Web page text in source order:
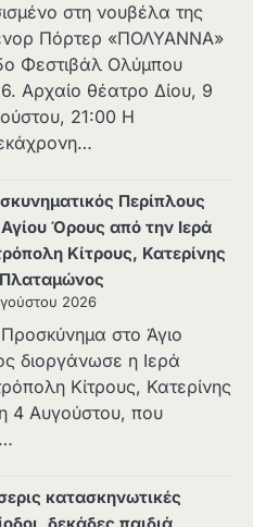
στη νουβέλα της
Πόρτερ «ΠΟΛΥΑΝΝΑ»
Φεστιβάλ Ολύμπου
Αρχαίο θέατρο Δίου, 9
21:00 Η
Περίπλους
Όρους από την Ιερά
Κίτρους, Κατερίνης
Πλαταμώνος
2026
στο Άγιο
διοργάνωσε η Ιερά
Κίτρους, Κατερίνης
4 Αυγούστου, που
κατασκηνωτικές